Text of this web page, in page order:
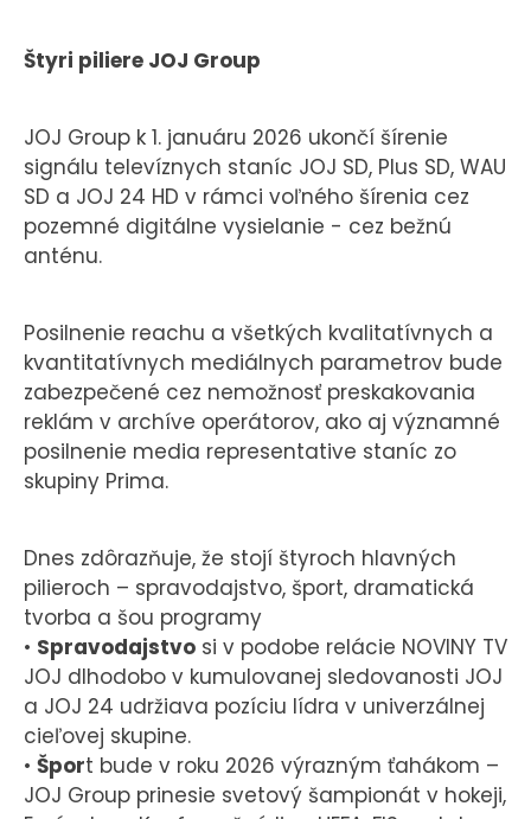
Štyri piliere JOJ Group
JOJ Group k 1. januáru 2026 ukončí šírenie
signálu televíznych staníc JOJ SD, Plus SD, WAU
SD a JOJ 24 HD v rámci voľného šírenia cez
pozemné digitálne vysielanie - cez bežnú
anténu.
Posilnenie reachu a všetkých kvalitatívnych a
kvantitatívnych mediálnych parametrov bude
zabezpečené cez nemožnosť preskakovania
reklám v archíve operátorov, ako aj významné
posilnenie media representative staníc zo
skupiny Prima.
Dnes zdôrazňuje, že stojí štyroch hlavných
pilieroch – spravodajstvo, šport, dramatická
tvorba a šou programy
• Spravodajstvo si v podobe relácie NOVINY TV
JOJ dlhodobo v kumulovanej sledovanosti JOJ
a JOJ 24 udržiava pozíciu lídra v univerzálnej
cieľovej skupine.
• Šport bude v roku 2026 výrazným ťahákom –
JOJ Group prinesie svetový šampionát v hokeji,